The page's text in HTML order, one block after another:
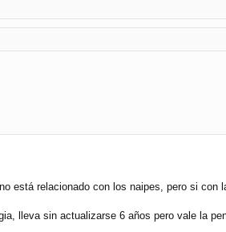
está relacionado con los naipes, pero si con
lleva sin actualizarse 6 años pero vale la